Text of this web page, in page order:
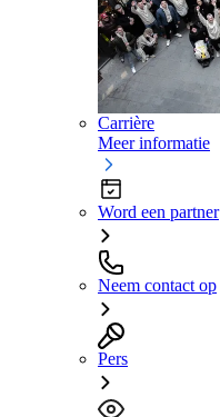
Carrière
Meer informatie
Word een partner
Neem contact op
Pers